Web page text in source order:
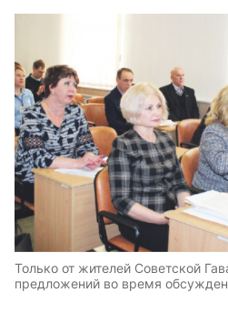
Только от жителей Советской
предложений во время